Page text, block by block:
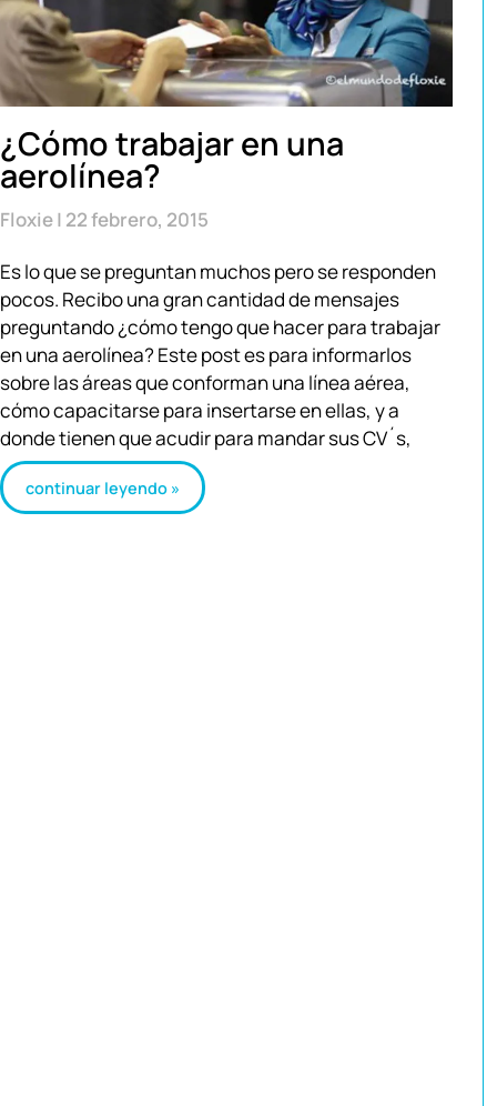
¿Cómo trabajar en una
aerolínea?
Floxie 22 febrero, 2015
Es lo que se preguntan muchos pero se responden
pocos. Recibo una gran cantidad de mensajes
preguntando ¿cómo tengo que hacer para trabajar
en una aerolínea? Este post es para informarlos
sobre las áreas que conforman una línea aérea,
cómo capacitarse para insertarse en ellas, y a
donde tienen que acudir para mandar sus CV´s,
continuar leyendo »